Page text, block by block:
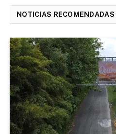
NOTICIAS RECOMENDADAS